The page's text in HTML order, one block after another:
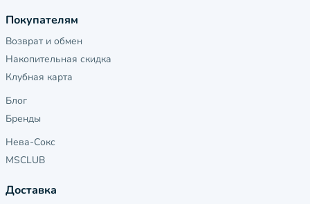
Покупателям
Возврат и обмен
Накопительная скидка
Клубная карта
Блог
Бренды
Нева-Сокс
MSCLUB
Доставка